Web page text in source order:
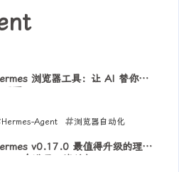
浏览器工具：让 AI 替你操
Hermes-Agent 浏览器自动化
BrowserHarness
v0.17.0 最值得升级的理